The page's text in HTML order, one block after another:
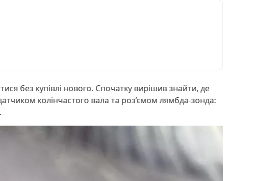
без купівлі нового. Спочатку вирішив знайти, де
колінчастого вала та роз’ємом лямбда-зонда: